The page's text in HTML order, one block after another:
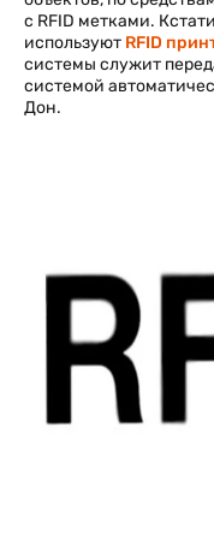
с RFID метками.
используют RFID
системы служит
системой
Дон.